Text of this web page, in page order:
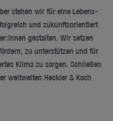
stehen wir für eine Lebens-
und zukunftsorientiert
gestalten. Wir setzen
zu unterstützen und für
Klima zu sorgen. Schließen
weltweiten Heckler & Koch